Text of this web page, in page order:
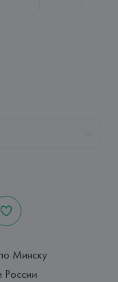
Минску
России